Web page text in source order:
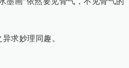
求妙理同趣。